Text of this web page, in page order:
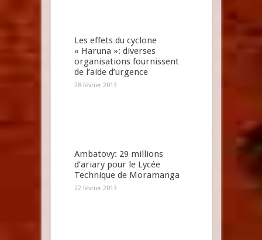
Les effets du cyclone
« Haruna »: diverses
organisations fournissent
de l’aide d’urgence
28 février 2013
Ambatovy: 29 millions
d’ariary pour le Lycée
Technique de Moramanga
22 février 2013